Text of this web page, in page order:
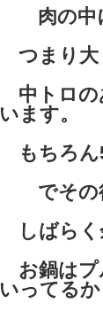
肉の中に
つまり大
中トロの
います。
もちろん
でその後
しばらく
お鍋はプ
いってる